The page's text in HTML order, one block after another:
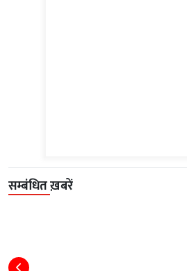
सम्बंधित ख़बरें